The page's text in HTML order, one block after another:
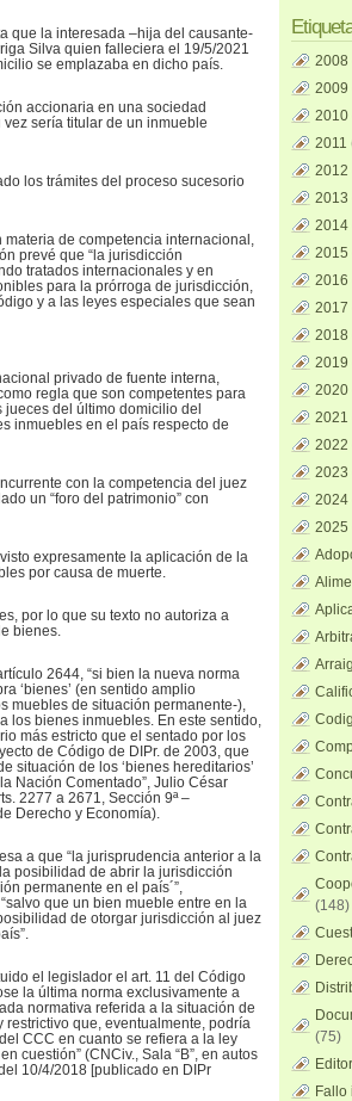
que la interesada –hija del causante-
Silva quien falleciera el 19/5/2021
se emplazaba en dicho país.
accionaria en una sociedad
sería titular de un inmueble
los trámites del proceso sucesorio
de competencia internacional,
prevé que “la jurisdicción
tratados internacionales y en
para la prórroga de jurisdicción,
y a las leyes especiales que sean
privado de fuente interna,
regla que son competentes para
del último domicilio del
inmuebles en el país respecto de
con la competencia del juez
un “foro del patrimonio” con
expresamente la aplicación de la
por causa de muerte.
por lo que su texto no autoriza a
bienes.
2644, “si bien la nueva norma
‘bienes’ (en sentido amplio
muebles de situación permanente-),
los bienes inmuebles. En este sentido,
más estricto que el sentado por los
de Código de DIPr. de 2003, que
situación de los ‘bienes hereditarios’
Nación Comentado”, Julio César
2277 a 2671, Sección 9ª –
Derecho y Economía).
a que “la jurisprudencia anterior a la
posibilidad de abrir la jurisdicción
permanente en el país´”,
que un bien mueble entre en la
de otorgar jurisdicción al juez
el legislador el art. 11 del Código
la última norma exclusivamente a
normativa referida a la situación de
restrictivo que, eventualmente, podría
CCC en cuanto se refiera a la ley
cuestión” (CNCiv., Sala “B”, en autos
10/4/2018 [publicado en DIPr
2008
2009
2010
2011
2012
2013
2014
2015
2016
2017
2018
2019
2020
2021
2022
2023
2024
2025
(148)
(75)
Fallo